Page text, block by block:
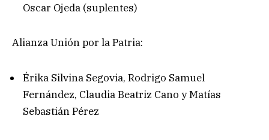
Oscar Ojeda (suplentes)
Alianza Unión por la Patria:
Érika Silvina Segovia, Rodrigo Samuel
Fernández, Claudia Beatriz Cano y Matías
Sebastián Pérez